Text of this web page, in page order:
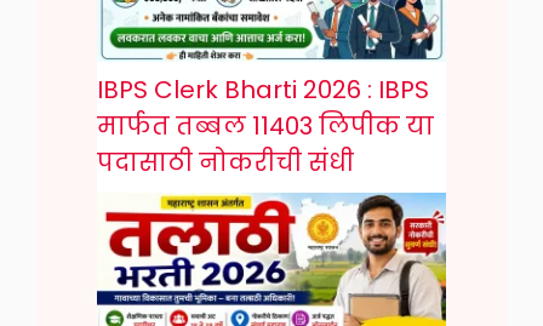
IBPS Clerk Bharti 2026 : IBPS
मार्फत तब्बल 11403 लिपीक या
पदासाठी नोकरीची संधी